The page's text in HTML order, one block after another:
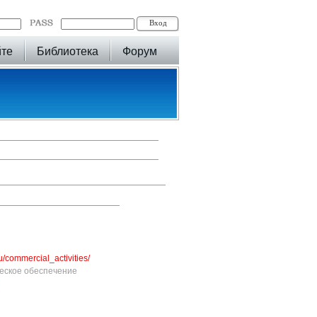
Библиотека Форум
commercial_activities/
обеспечение